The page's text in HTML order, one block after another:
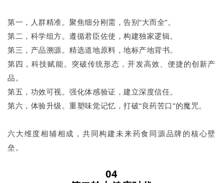
第一，人群精准。聚焦细分刚需，告别“大而全”。
第二，科学组方。遵循君臣佐使，构建独家逻辑。
第三，产品溯源。精选道地原料，地标产地背书。
第四，科技赋能。突破传统形态，开发高效、便捷的创新产
品。
第五，功效可视。强化体感验证，建立深度信任。
第六，体验升级。重塑味觉记忆，打破“良药苦口”的魔咒。
六大维度相辅相成，共同构建未来药食同源品牌的核心壁
垒。
04